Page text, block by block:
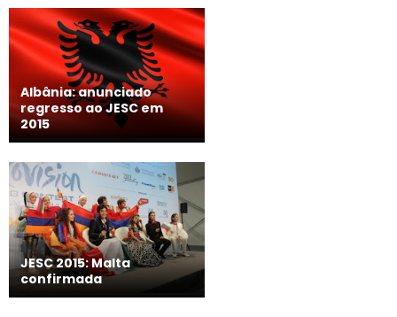
Albânia: anunciado
regresso ao JESC em
2015
JESC 2015: Malta
confirmada